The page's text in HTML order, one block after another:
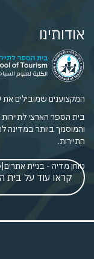
אודותינו
המקצוענים שמובילים את
והמוסמך ביותר במדינה
התיירות.
קראו עוד על בית
|טוחן מדיה - בניית אתרים